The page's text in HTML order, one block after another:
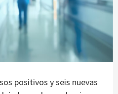
positivos y seis nuevas